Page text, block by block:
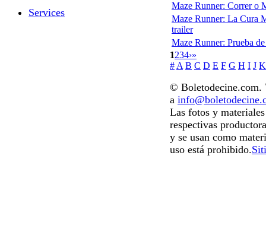
Services
Maze Runner: Correr o
Maze Runner: La Cura
trailer
Maze Runner: Prueba
1234›»
# A B C D E F G H I J K
© Boletodecine.com.
a
Las fotos y
respectivas
y se usan como
uso está prohibido.